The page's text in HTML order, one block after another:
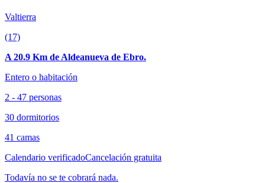
Valtierra
(17)
A 20.9 Km de Aldeanueva de Ebro.
Entero o habitación
2 - 47 personas
30 dormitorios
41 camas
Calendario verificadoCancelación gratuita
Todavía no se te cobrará nada.